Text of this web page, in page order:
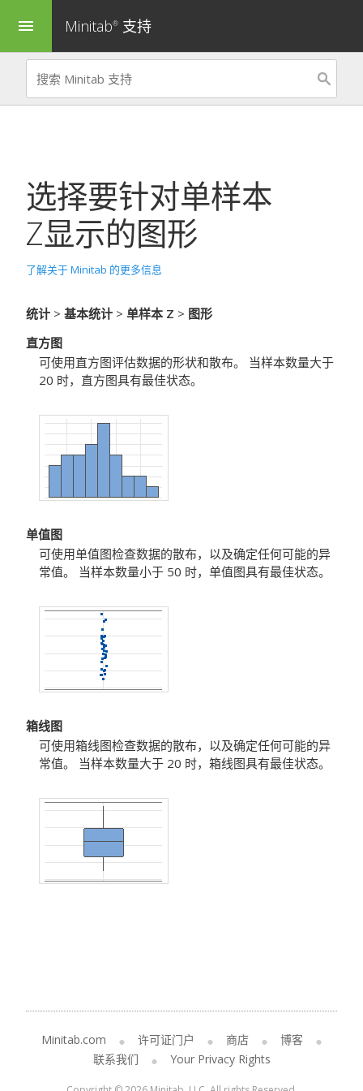
menu Minitab® 支持
选择要针对单样本
Z显示的图形
了解关于 Minitab 的更多信息
统计 > 基本统计 > 单样本 Z > 图形
直方图
可使用直方图评估数据的形状和散布。
当样本数量大于
20 时，直方图具有最佳状态。
单值图
可使用单值图检查数据的散布，以及确定任何可能的异
常值。
当样本数量小于 50 时，单值图具有最佳状态。
箱线图
可使用箱线图检查数据的散布，以及确定任何可能的异
常值。
当样本数量大于 20 时，箱线图具有最佳状态。
Minitab.com 许可证门户 商店
博客
联系我们
Your Privacy Rights